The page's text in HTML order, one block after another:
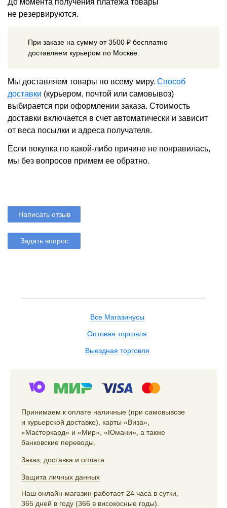
не резервируются.
При заказе на сумму от 3500 ₽ бесплатно
доставляем курьером по Москве.
Мы доставляем товары по всему миру. Способ
доставки (курьером, почтой или самовывоз)
выбирается при оформлении заказа. Стоимость
доставки включается в счет автоматически и зависит
от веса посылки и адреса получателя.
Если покупка по какой-либо причине не понравилась,
мы без вопросов примем ее обратно.
Написать отзыв
Задать вопрос
Все Магазинусы
Оптовая торговля
Выездная торговля
Принимаем к оплате наличные (при самовывозе
и курьерской доставке), карты «Виза»,
«Мастеркард» и «Мир», «Юмани», а также
банковские переводы.
Заказ доставка и оплата
Защита личных данных
Наш онлайн-магазин работает 24 часа в сутки,
365 дней в году (366 в високосные годы).